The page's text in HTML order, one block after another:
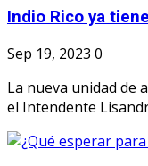
Indio Rico ya
Sep 19, 2023 0
La nueva unidad de
el Intendente